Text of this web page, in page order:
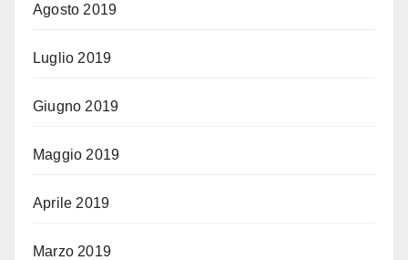
Agosto 2019
Luglio 2019
Giugno 2019
Maggio 2019
Aprile 2019
Marzo 2019